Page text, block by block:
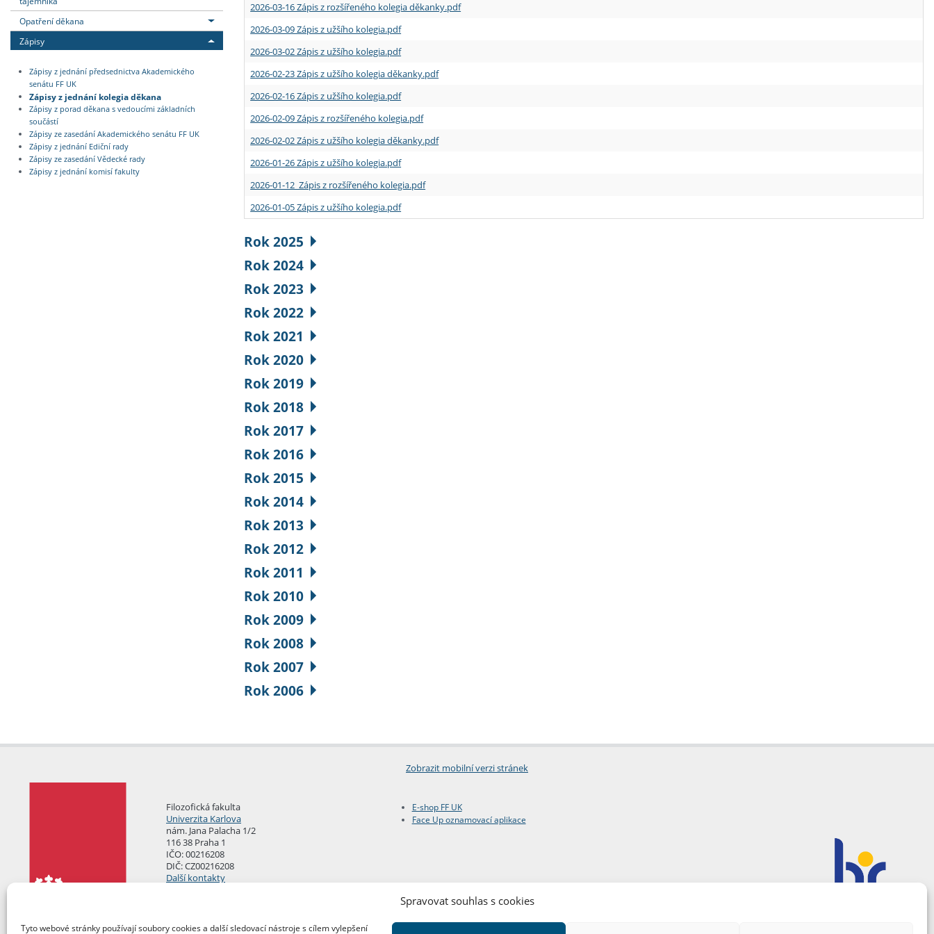
Spravovat souhlas s cookies
Tyto webové stránky používají soubory cookies a další sledovací nástroje s cílem vylepšení
Opatření děkana
Zápisy
Zápisy z jednání předsednictva Akademického
senátu FF UK
Zápisy z jednání kolegia děkana
Zápisy z porad děkana s vedoucími základních
součástí
Zápisy ze zasedání Akademického senátu FF UK
Zápisy z jednání Ediční rady
Zápisy ze zasedání Vědecké rady
Zápisy z jednání komisí fakulty
2026-03-16 Zápis z rozšířeného kolegia děkanky.pdf
2026-03-09 Zápis z užšího kolegia.pdf
2026-03-02 Zápis z užšího kolegia.pdf
2026-02-23 Zápis z užšího kolegia děkanky.pdf
2026-02-16 Zápis z užšího kolegia.pdf
2026-02-09 Zápis z rozšířeného kolegia.pdf
2026-02-02 Zápis z užšího kolegia děkanky.pdf
2026-01-26 Zápis z užšího kolegia.pdf
2026-01-12 Zápis z rozšířeného kolegia.pdf
2026-01-05 Zápis z užšího kolegia.pdf
Rok 2025
Rok 2024
Rok 2023
Rok 2022
Rok 2021
Rok 2020
Rok 2019
Rok 2018
Rok 2017
Rok 2016
Rok 2015
Rok 2014
Rok 2013
Rok 2012
Rok 2011
Rok 2010
Rok 2009
Rok 2008
Rok 2007
Rok 2006
Zobrazit mobilní verzi stránek
Filozofická fakulta
Univerzita Karlova
nám. Jana Palacha 1/2
116 38 Praha 1
IČO: 00216208
DIČ: CZ00216208
Další kontakty
E-shop FF UK
Face Up oznamovací aplikace